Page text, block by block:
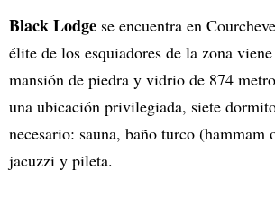
Black Lodge se encuentra en
élite de los esquiadores de la zona
mansión de piedra y vidrio de 874
una ubicación privilegiada, siete
necesario: sauna, baño turco (hammam
jacuzzi y pileta.